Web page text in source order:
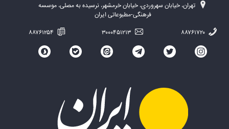
تهران، خیابان سهروردی، خیابان خرمشهر، نرسیده به مصلی، موسسه
فرهنگی-مطبوعاتی ایران